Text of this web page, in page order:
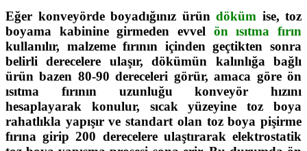
Eğer konveyörde boyadığınız ürün döküm ise, toz
boyama kabinine girmeden evvel ön ısıtma fırın
kullanılır, malzeme fırının içinden geçtikten sonra
belirli derecelere ulaşır, dökümün kalınlığa bağlı
ürün bazen 80-90 dereceleri görür, amaca göre ön
ısıtma fırının uzunluğu konveyör hızını
hesaplayarak konulur, sıcak yüzeyine toz boya
rahatlıkla yapışır ve standart olan toz boya pişirme
fırına girip 200 derecelere ulaştırarak elektrostatik